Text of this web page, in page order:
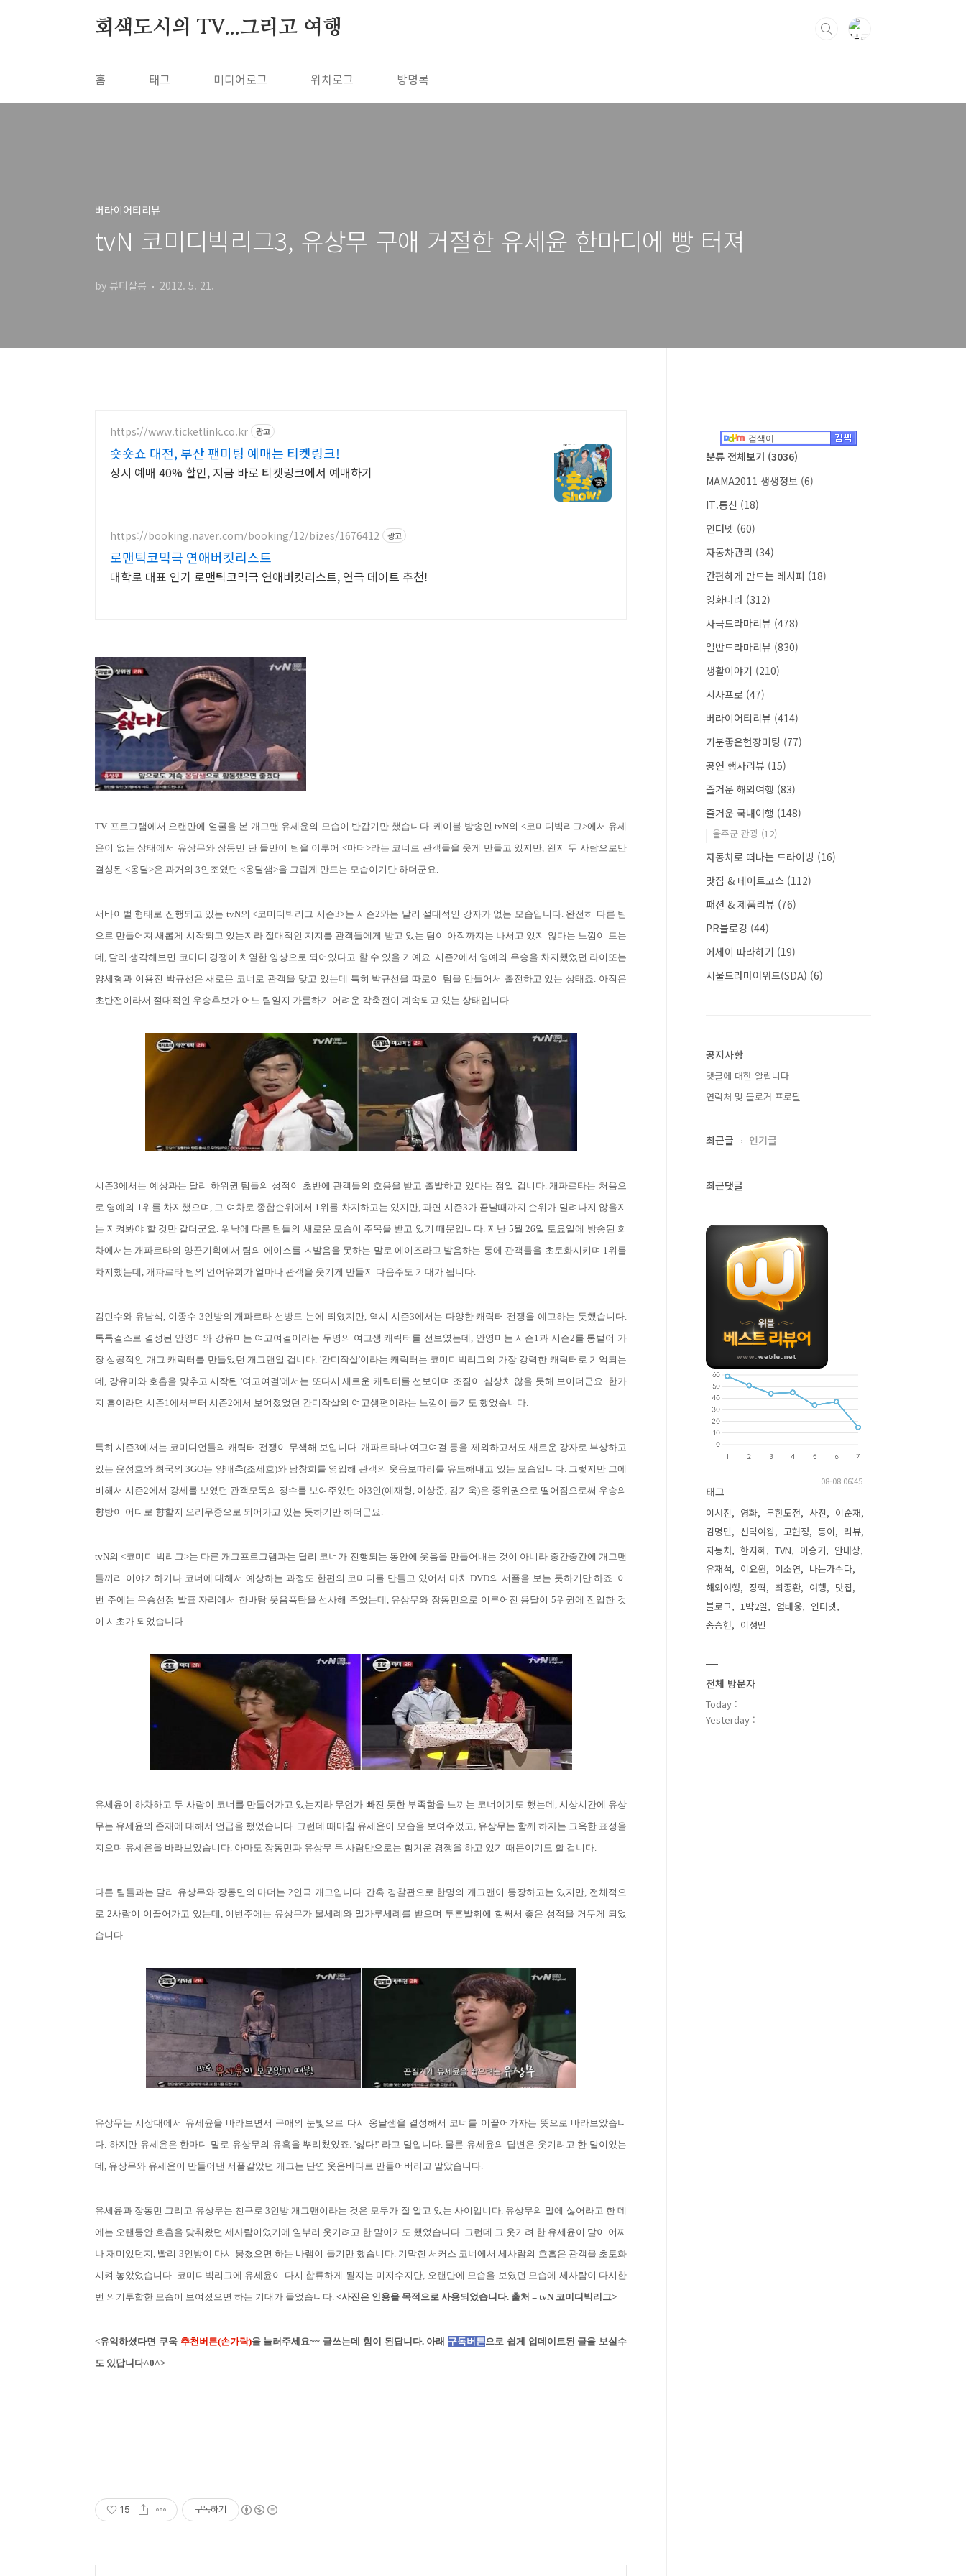
회색도시의 TV...그리고 여행
홈 태그 미디어로그 위치로그 방명록
버라이어티리뷰
tvN 코미디빅리그3, 유상무 구애 거절한 유세윤 한마디에 빵 터져
by 뷰티살롱 2012. 5. 21.
https://www.ticketlink.co.kr 광고
숏숏쇼 대전, 부산 팬미팅 예매는 티켓링크!
상시 예매 40% 할인, 지금 바로 티켓링크에서 예매하기
https://booking.naver.com/booking/12/bizes/1676412 광고
로맨틱코믹극 연애버킷리스트
대학로 대표 인기 로맨틱코믹극 연애버킷리스트, 연극 데이트 추천!
TV 프로그램에서 오랜만에 얼굴을 본 개그맨 유세윤의 모습이 반갑기만 했습니다. 케이블 방송인 tvN의 <코미디빅리그>에서 유세
윤이 없는 상태에서 유상무와 장동민 단 둘만이 팀을 이루어 <마더>라는 코너로 관객들을 웃게 만들고 있지만, 왠지 두 사람으로만
결성된 <옹달>은 과거의 3인조였던 <옹달샘>을 그립게 만드는 모습이기만 하더군요.
서바이벌 형태로 진행되고 있는 tvN의 <코미디빅리그 시즌3>는 시즌2와는 달리 절대적인 강자가 없는 모습입니다. 완전히 다른 팀
으로 만들어져 새롭게 시작되고 있는지라 절대적인 지지를 관객들에게 받고 있는 팀이 아직까지는 나서고 있지 않다는 느낌이 드는
데, 달리 생각해보면 코미디 경쟁이 치열한 양상으로 되어있다고 할 수 있을 거예요. 시즌2에서 영예의 우승을 차지했었던 라이또는
양세형과 이용진 박규선은 새로운 코너로 관객을 맞고 있는데 특히 박규선을 따로이 팀을 만들어서 출전하고 있는 상태죠. 아직은
초반전이라서 절대적인 우승후보가 어느 팀일지 가름하기 어려운 각축전이 계속되고 있는 상태입니다.
시즌3에서는 예상과는 달리 하위권 팀들의 성적이 초반에 관객들의 호응을 받고 출발하고 있다는 점일 겁니다. 개파르타는 처음으
로 영예의 1위를 차지했으며, 그 여차로 종합순위에서 1위를 차지하고는 있지만, 과연 시즌3가 끝날때까지 순위가 밀려나지 않을지
는 지켜봐야 할 것만 같더군요. 워낙에 다른 팀들의 새로운 모습이 주목을 받고 있기 때문입니다. 지난 5월 26일 토요일에 방송된 회
차에서는 개파르타의 양꾼기획에서 팀의 에이스를 ㅅ발음을 못하는 말로 에이즈라고 발음하는 통에 관객들을 초토화시키며 1위를
차지했는데, 개파르타 팀의 언어유희가 얼마나 관객을 웃기게 만들지 다음주도 기대가 됩니다.
김민수와 유남석, 이종수 3인방의 개파르타 선방도 눈에 띄였지만, 역시 시즌3에서는 다양한 캐릭터 전쟁을 예고하는 듯했습니다.
톡톡걸스로 결성된 안영미와 강유미는 여고여걸이라는 두명의 여고생 캐릭터를 선보였는데, 안영미는 시즌1과 시즌2를 통털어 가
장 성공적인 개그 캐릭터를 만들었던 개그맨일 겁니다. '간디작살'이라는 캐릭터는 코미디빅리그의 가장 강력한 캐릭터로 기억되는
데, 강유미와 호흡을 맞추고 시작된 '여고여걸'에서는 또다시 새로운 캐릭터를 선보이며 조짐이 심상치 않을 듯해 보이더군요. 한가
지 흠이라면 시즌1에서부터 시즌2에서 보여졌었던 간디작살의 여고생편이라는 느낌이 들기도 했었습니다.
특히 시즌3에서는 코미디언들의 캐릭터 전쟁이 무색해 보입니다. 개파르타나 여고여걸 등을 제외하고서도 새로운 강자로 부상하고
있는 윤성호와 최국의 3GO는 양배추(조세호)와 남창희를 영입해 관객의 웃음보따리를 유도해내고 있는 모습입니다. 그렇지만 그에
비해서 시즌2에서 강세를 보였던 관객모독의 정수를 보여주었던 아3인(예재형, 이상준, 김기욱)은 중위권으로 떨어짐으로써 우승의
향방이 어디로 향할지 오리무중으로 되어가고 있는 듯하기만 하더군요.
tvN의 <코미디 빅리그>는 다른 개그프로그램과는 달리 코너가 진행되는 동안에 웃음을 만들어내는 것이 아니라 중간중간에 개그맨
들끼리 이야기하거나 코너에 대해서 예상하는 과정도 한편의 코미디를 만들고 있어서 마치 DVD의 서플을 보는 듯하기만 하죠. 이
번 주에는 우승선정 발표 자리에서 한바탕 웃음폭탄을 선사해 주었는데, 유상무와 장동민으로 이루어진 옹달이 5위권에 진입한 것
이 시초가 되었습니다.
유세윤이 하차하고 두 사람이 코너를 만들어가고 있는지라 무언가 빠진 듯한 부족함을 느끼는 코너이기도 했는데, 시상시간에 유상
무는 유세윤의 존재에 대해서 언급을 했었습니다. 그런데 때마침 유세윤이 모습을 보여주었고, 유상무는 함께 하자는 그윽한 표정을
지으며 유세윤을 바라보았습니다. 아마도 장동민과 유상무 두 사람만으로는 힘겨운 경쟁을 하고 있기 때문이기도 할 겁니다.
다른 팀들과는 달리 유상무와 장동민의 마더는 2인극 개그입니다. 간혹 경찰관으로 한명의 개그맨이 등장하고는 있지만, 전체적으
로 2사람이 이끌어가고 있는데, 이번주에는 유상무가 물세례와 밀가루세례를 받으며 투혼발휘에 힘써서 좋은 성적을 거두게 되었
습니다.
유상무는 시상대에서 유세윤을 바라보면서 구애의 눈빛으로 다시 옹달샘을 결성해서 코너를 이끌어가자는 뜻으로 바라보았습니
다. 하지만 유세윤은 한마디 말로 유상무의 유혹을 뿌리쳤었죠. '싫다!' 라고 말입니다. 물론 유세윤의 답변은 웃기려고 한 말이었는
데, 유상무와 유세윤이 만들어낸 서플같았던 개그는 단연 웃음바다로 만들어버리고 말았습니다.
유세윤과 장동민 그리고 유상무는 친구로 3인방 개그맨이라는 것은 모두가 잘 알고 있는 사이입니다. 유상무의 말에 싫어라고 한 데
에는 오랜동안 호흡을 맞춰왔던 세사람이었기에 일부러 웃기려고 한 말이기도 했었습니다. 그런데 그 웃기려 한 유세윤이 말이 어찌
나 재미있던지, 빨리 3인방이 다시 뭉쳤으면 하는 바램이 들기만 했습니다. 기막힌 서커스 코너에서 세사람의 호흡은 관객을 초토화
시켜 놓았었습니다. 코미디빅리그에 유세윤이 다시 합류하게 될지는 미지수지만, 오랜만에 모습을 보였던 모습에 세사람이 다시한
번 의기투합한 모습이 보여졌으면 하는 기대가 들었습니다. <사진은 인용을 목적으로 사용되었습니다. 출처 = tvN 코미디빅리그>
<유익하셨다면 쿠욱 추천버튼(손가락)을 눌러주세요~~ 글쓰는데 힘이 된답니다. 아래 구독버튼으로 쉽게 업데이트된 글을 보실수
도 있답니다^0^>
15 구독하기
분류 전체보기 (3036)
MAMA2011 생생정보 (6)
IT.통신 (18)
인터넷 (60)
자동차관리 (34)
간편하게 만드는 레시피 (18)
영화나라 (312)
사극드라마리뷰 (478)
일반드라마리뷰 (830)
생활이야기 (210)
시사프로 (47)
버라이어티리뷰 (414)
기분좋은현장미팅 (77)
공연 행사리뷰 (15)
즐거운 해외여행 (83)
즐거운 국내여행 (148)
울주군 관광 (12)
자동차로 떠나는 드라이빙 (16)
맛집 & 데이트코스 (112)
패션 & 제품리뷰 (76)
PR블로깅 (44)
에세이 따라하기 (19)
서울드라마어워드(SDA) (6)
공지사항
댓글에 대한 알립니다
연락처 및 블로거 프로필
최근글 인기글
최근댓글
08-08 06:45
태그
이서진 영화 무한도전 사진
이순재
김명민
선덕여왕 고현정 동이
리뷰
자동차
한지혜 TVN 이승기
안내상
유재석
이요원 이소연
나는가수다
해외여행
장혁 최종환 여행
맛집
블로그
1박2일 엄태웅
인터넷
송승헌
이성민
전체 방문자
Today :
Yesterday :